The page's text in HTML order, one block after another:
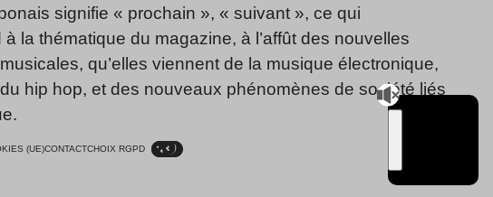
signifie « prochain », « suivant », ce qui
la thématique du magazine, à l’affût des nouvelles
qu’elles viennent de la musique électronique,
hip hop, et des nouveaux phénomènes de société liés
(UE)CONTACTCHOIX RGPD